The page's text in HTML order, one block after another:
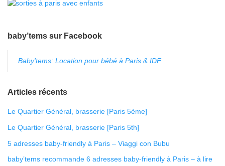
baby’tems sur Facebook
Baby'tems: Location pour bébé à Paris & IDF
Articles récents
Le Quartier Général, brasserie [Paris 5ème]
Le Quartier Général, brasserie [Paris 5th]
5 adresses baby-friendly à Paris – Viaggi con Bubu
baby’tems recommande 6 adresses baby-friendly à Paris – à lire